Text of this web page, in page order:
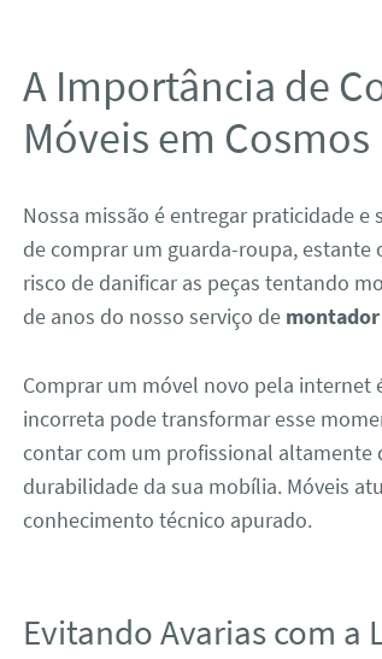
A Importância de
Móveis em
Nossa missão é entregar praticidade
de comprar um guarda-roupa,
risco de danificar as peças tentando
de anos do nosso serviço de montador
Comprar um móvel novo pela internet
incorreta pode transformar esse
contar com um profissional altamente
durabilidade da sua mobília. Móveis
conhecimento técnico apurado.
Evitando Avarias com a